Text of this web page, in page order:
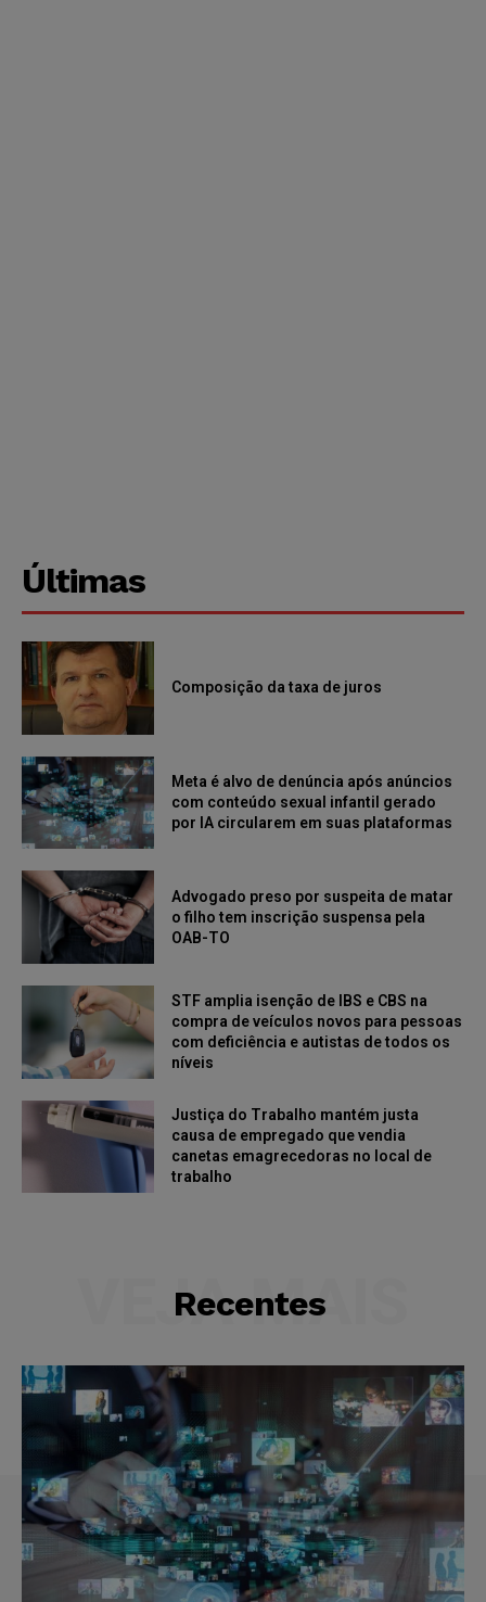
Últimas
Composição da taxa de juros
Meta é alvo de denúncia após anúncios
com conteúdo sexual infantil gerado
por IA circularem em suas plataformas
Advogado preso por suspeita de matar
o filho tem inscrição suspensa pela
OAB-TO
STF amplia isenção de IBS e CBS na
compra de veículos novos para pessoas
com deficiência e autistas de todos os
níveis
Justiça do Trabalho mantém justa
causa de empregado que vendia
canetas emagrecedoras no local de
trabalho
Recentes
VEJA MAIS